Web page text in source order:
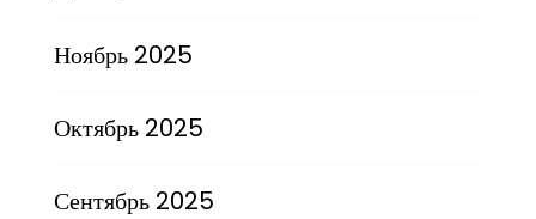
Ноябрь 2025
Октябрь 2025
Сентябрь 2025